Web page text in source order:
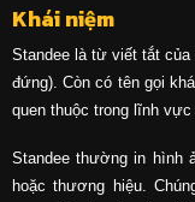
Khái niệm
Standee là từ viết tắt của
đứng). Còn có tên gọi
quen thuộc trong lĩnh vực
Standee thường in hình
hoặc thương hiệu.